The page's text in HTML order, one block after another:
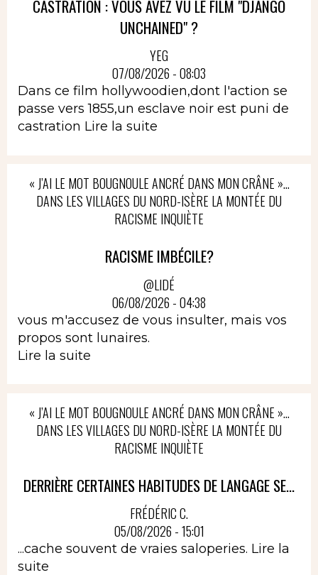
CASTRATION : VOUS AVEZ VU LE FILM "DJANGO
UNCHAINED" ?
YEG
07/08/2026 - 08:03
Dans ce film hollywoodien,dont l'action se
passe vers 1855,un esclave noir est puni de
castration Lire la suite
« J’AI LE MOT BOUGNOULE ANCRÉ DANS MON CRÂNE »…
DANS LES VILLAGES DU NORD-ISÈRE LA MONTÉE DU
RACISME INQUIÈTE
RACISME IMBÉCILE?
@LIDÉ
06/08/2026 - 04:38
vous m'accusez de vous insulter, mais vos
propos sont lunaires.
Lire la suite
« J’AI LE MOT BOUGNOULE ANCRÉ DANS MON CRÂNE »…
DANS LES VILLAGES DU NORD-ISÈRE LA MONTÉE DU
RACISME INQUIÈTE
DERRIÈRE CERTAINES HABITUDES DE LANGAGE SE...
FRÉDÉRIC C.
05/08/2026 - 15:01
...cache souvent de vraies saloperies. Lire la
suite